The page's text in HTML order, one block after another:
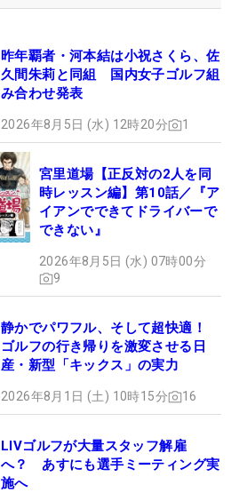
昨年覇者・河本結は小祝さくら、佐
久間朱莉と同組 国内女子ゴルフ組
み合わせ発表
2026年8月5日 (水) 12時20分 1
宮里道場【正反対の2人を同
時レッスン編】第10話／『ア
イアンでできてドライバーで
できない』
2026年8月5日 (水) 07時00分
9
静かでパワフル、そして超快適！
ゴルフの行き帰りを激変させる日
産・新型「キックス」の実力
2026年8月1日 (土) 10時15分 16
LIVゴルフが大量スタッフ解雇
へ？ あすにも選手ミーティング実
施へ